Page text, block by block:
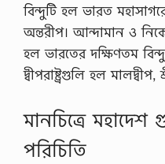
বিন্দুটি হল ভারত
অন্তরীপ। আন্দামান ও
হল ভারতের দক্ষিণতম
দ্বীপরাষ্ট্রগুলি হল মালদ্বীপ,
মানচিত্রে
পরিচিতি